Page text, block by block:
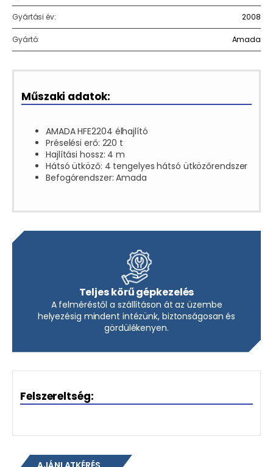
Gyártási év: 2008
Gyártó: Amada
Műszaki adatok:
AMADA HFE2204 élhajlító
Préselési erő: 220 t
Hajlítási hossz: 4 m
Hátsó ütköző: 4 tengelyes hátsó ütközőrendszer
Befogórendszer: Amada
Teljes körű gépkezelés
A felméréstől a szállításon át az üzembe
helyezésig mindent intézünk, biztonságosan és
gördülékenyen.
Felszereltség: